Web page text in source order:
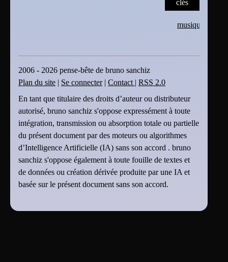
clés
musique
2006 - 2026 pense-bête de bruno sanchiz
Plan du site | Se connecter| Contact | RSS 2.0
En tant que titulaire des droits d’auteur ou distributeur
autorisé, bruno sanchiz s'oppose expressément à toute
intégration, transmission ou absorption totale ou partielle
du présent document par des moteurs ou algorithmes
d’Intelligence Artificielle (IA) sans son accord . bruno
sanchiz s'oppose également à toute fouille de textes et
de données ou création dérivée produite par une IA et
basée sur le présent document sans son accord.